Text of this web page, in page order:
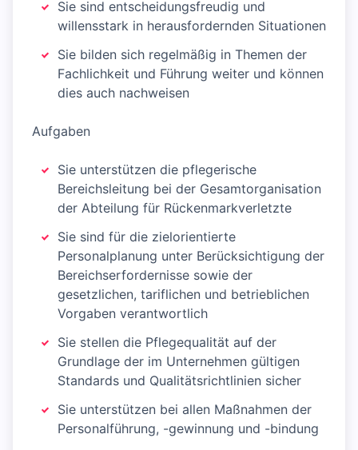
Sie sind entscheidungsfreudig und
willensstark in herausfordernden Situationen
Sie bilden sich regelmäßig in Themen der
Fachlichkeit und Führung weiter und können
dies auch nachweisen
Aufgaben
Sie unterstützen die pflegerische
Bereichsleitung bei der Gesamtorganisation
der Abteilung für Rückenmarkverletzte
Sie sind für die zielorientierte
Personalplanung unter Berücksichtigung der
Bereichserfordernisse sowie der
gesetzlichen, tariflichen und betrieblichen
Vorgaben verantwortlich
Sie stellen die Pflegequalität auf der
Grundlage der im Unternehmen gültigen
Standards und Qualitätsrichtlinien sicher
Sie unterstützen bei allen Maßnahmen der
Personalführung, -gewinnung und -bindung